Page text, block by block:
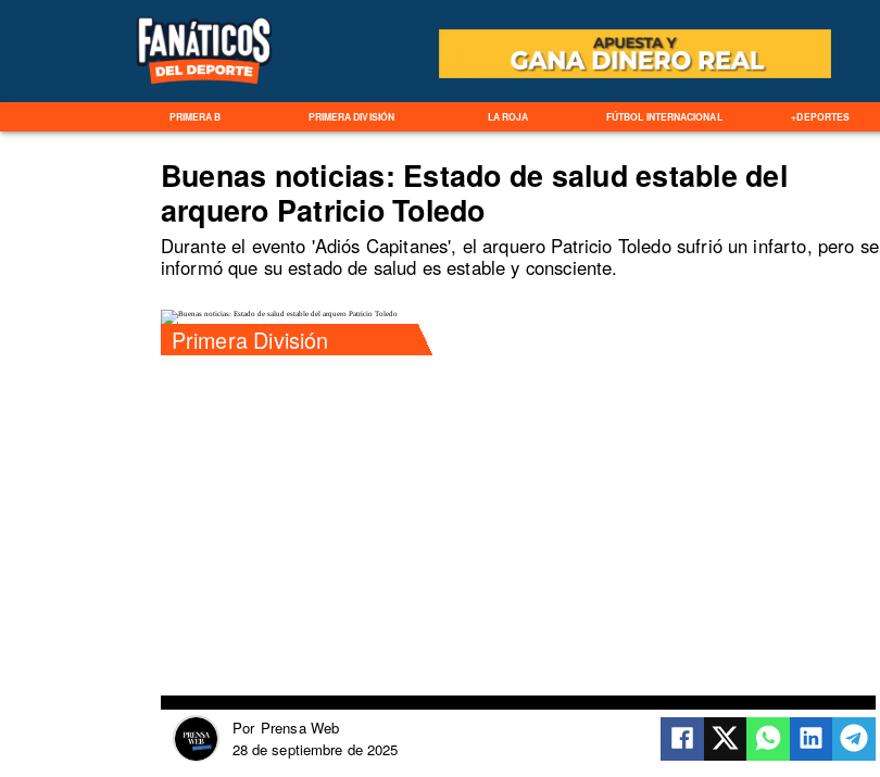
PRIMERA B PRIMERA DIVISIÓN LA ROJA FÚTBOL INTERNACIONAL +DEPORTES
Primera División
Prensa Web
Por
28 de septiembre de 2025
Buenas noticias: Estado de salud estable del
arquero Patricio Toledo
Durante el evento 'Adiós Capitanes', el arquero Patricio Toledo sufrió un infarto, pero se
informó que su estado de salud es estable y consciente.